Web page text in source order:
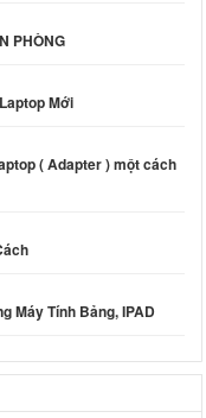
PHÒNG
Mới
( Adapter ) một cách
Máy Tính Bảng, IPAD